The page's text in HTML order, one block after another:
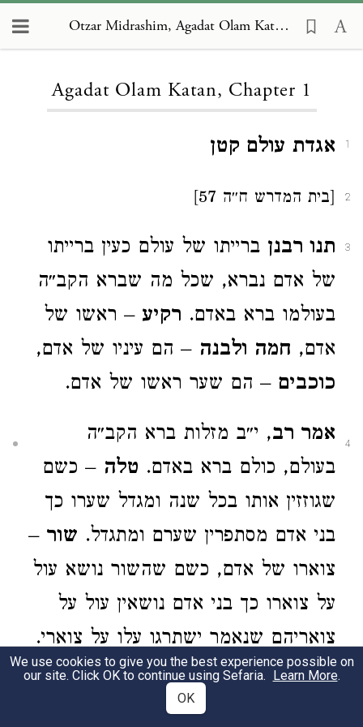
Otzar Midrashim, Agadat Olam Katan 1
Agadat Olam Katan, Chapter 1
1 אגדת עולם קטן
2 [בית המדרש ח״ה 57]
3 תנו רבנן ברייתו של עולם כעין ברייתו
של אדם נברא, שכל מה שברא הקב״ה
בעולמו ברא באדם. רקיע – ראשו של
אדם, חמה ולבנה – הם עיניו של אדם,
כוכבים – הם שער ראשו של אדם.
4 אמר רב, י״ב מזלות ברא הקב״ה
בעולם, כולם ברא באדם. טלה – כשם
שגוזזין אותו בכל שנה ומגדל שערו כך
בני אדם מסתפרין שערם ומתגדל. שור –
צוארו של אדם, כשם שהשור נושא עול
על צוארו כך בני אדם נושאין עול על
צואריהם שנאמר ישתרגו עלו על צוארי.
תאומים – שתי כתפים של אדם.סרטן–
ידיו ואצבעותיו של אדם, שכן סרטן זה
We use cookies to give you the best experience possible on
our site. Click OK to continue using Sefaria. Learn More.
OK